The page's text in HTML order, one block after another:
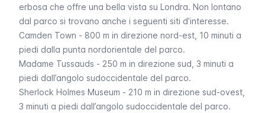
erbosa che offre una bella vista su Londra. Non lontano
dal parco si trovano anche i seguenti siti d’interesse.
Camden Town - 800 m in direzione nord-est, 10 minuti a
piedi dalla punta nordorientale del parco.
Madame Tussauds - 250 m in direzione sud, 3 minuti a
piedi dall’angolo sudoccidentale del parco.
Sherlock Holmes Museum - 210 m in direzione sud-ovest,
3 minuti a piedi dall’angolo sudoccidentale del parco.